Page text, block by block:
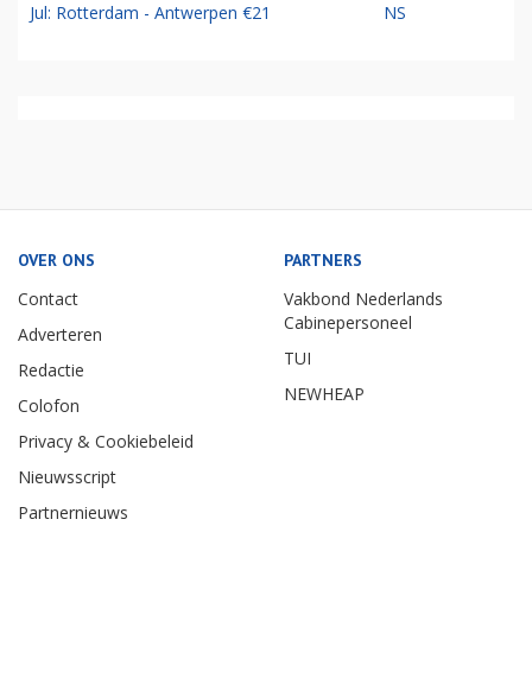
Jul: Rotterdam - Antwerpen €21 NS
OVER ONS
Contact
Adverteren
Redactie
Colofon
Privacy & Cookiebeleid
Nieuwsscript
Partnernieuws
PARTNERS
Vakbond Nederlands
Cabinepersoneel
TUI
NEWHEAP